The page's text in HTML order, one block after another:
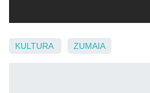
KULTURA ZUMAIA